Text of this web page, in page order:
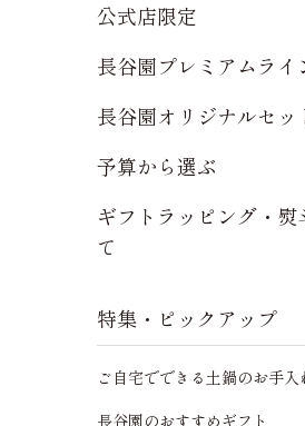
公式店限定
長谷園プレミアムライ
長谷園オリジナルセッ
予算から選ぶ
ギフトラッピング・熨
て
特集・ピックアップ
ご自宅でできる土鍋のお手入
長谷園のおすすめギフト